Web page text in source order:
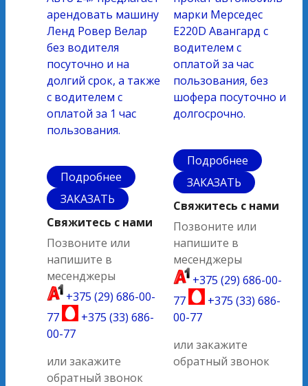
арендовать машину
Ленд Ровер Велар
без водителя
посуточно и на
долгий срок, а также
с водителем с
оплатой за 1 час
пользования.
Подробнее
ЗАКАЗАТЬ
Свяжитесь с нами
Позвоните или
напишите в
месенджеры
+375 (29) 686-00-
77
+375 (33) 686-
00-77
или закажите
обратный звонок
марки Мерседес
E220D Авангард с
водителем с
оплатой за час
пользования, без
шофера посуточно и
долгосрочно.
Подробнее
ЗАКАЗАТЬ
Свяжитесь с нами
Позвоните или
напишите в
месенджеры
+375 (29) 686-00-
77
+375 (33) 686-
00-77
или закажите
обратный звонок